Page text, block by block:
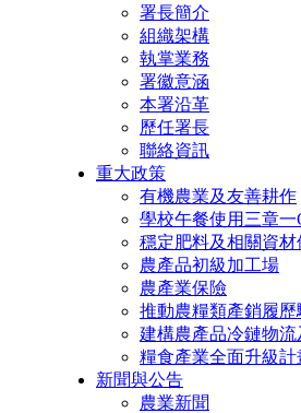
署長簡介
組織架構
執掌業務
署徽意涵
本署沿革
歷任署長
聯絡資訊
重大政策
有機農業及友善耕作
學校午餐使用三章
穩定肥料及相關資材
農產品初級加工場
農產業保險
推動農糧類產銷履歷
建構農產品冷鏈物
糧食產業全面升級計
新聞與公告
農業新聞